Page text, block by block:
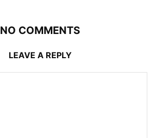
NO COMMENTS
LEAVE A REPLY